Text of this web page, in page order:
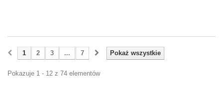
Pokaż wszystkie
1 2 3 ... 7
Pokazuje 1 - 12 z 74 elementów